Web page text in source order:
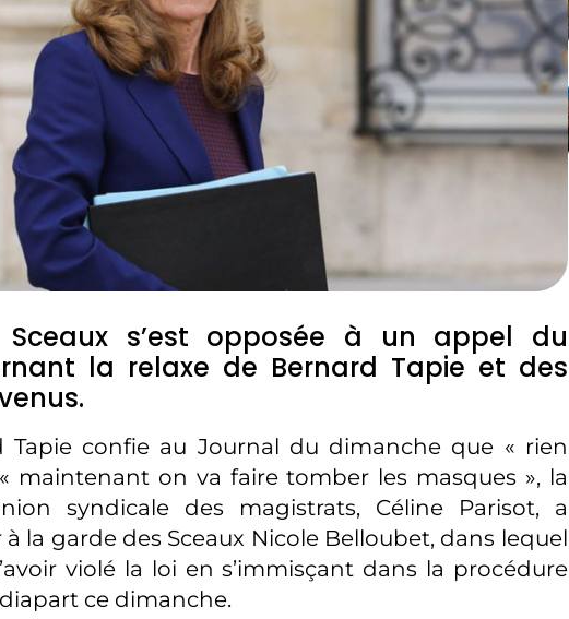
s’est opposée à un appel du
la relaxe de Bernard Tapie et des
Tapie confie au Journal du dimanche que « rien
maintenant on va faire tomber les masques », la
syndicale des magistrats, Céline Parisot, a
la garde des Sceaux Nicole Belloubet, dans lequel
violé la loi en s’immisçant dans la procédure
ce dimanche.